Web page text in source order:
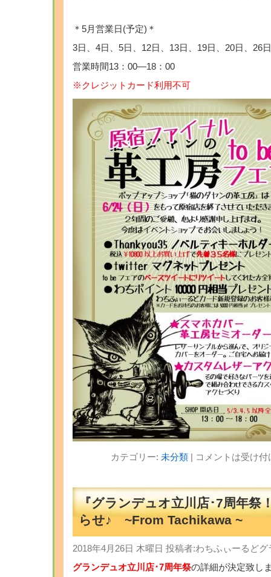
＊5月営業日(予定)＊
3日、4日、5日、12日、13日、19日、20日、26
営業時間13：00―18：00
※クレジットカード利用不可
カテゴリー: 未分類| コメントは受け
『グランデュオ立川店･7周年祭
らせ♪ ~From Tachikawa ~
2018年4月26日 木曜日 投稿者:わちふぃーるど
グランデュオ立川店･7周年祭の詳細が決定致し